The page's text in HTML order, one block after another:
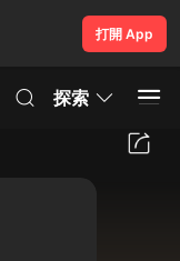
打開 App
探索